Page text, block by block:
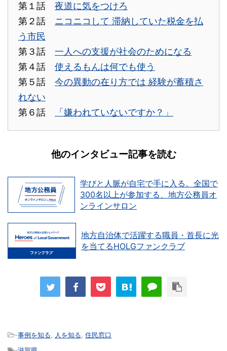
第１話 夜道に気をつけろ
第２話 ニコニコして 滞納していた税金を払
う市民
第３話 一人への支援が社会のためになる
第４話 使えるもんは何でも使う
第５話 今の異動の在り方では 経験が蓄積さ
れない
第６話
「嫌われていないですか？」
他のインタビュー記事を読む
学びと人脈が自宅で手に入る。全国で
300名以上が参加する、地方公務員オ
ンラインサロン
地方自治体で活躍する職員・首長に光
を当てるHOLGファンクラブ
-事例を知る, 人を知る, 住民窓口